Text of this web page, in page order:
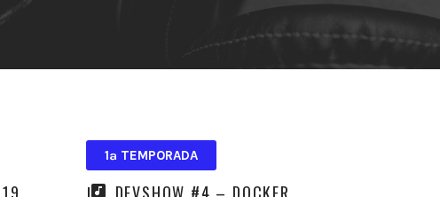
1ª TEMPORADA